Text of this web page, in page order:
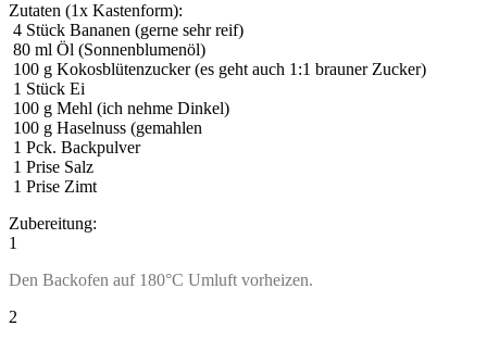
Zutaten (1x Kastenform):
4 Stück Bananen (gerne sehr reif)
80 ml Öl (Sonnenblumenöl)
100 g Kokosblütenzucker (es geht auch 1:1 brauner Zucker)
1 Stück Ei
100 g Mehl (ich nehme Dinkel)
100 g Haselnuss (gemahlen
1 Pck. Backpulver
1 Prise Salz
1 Prise Zimt
Zubereitung:
1
Den Backofen auf 180°C Umluft vorheizen.
2